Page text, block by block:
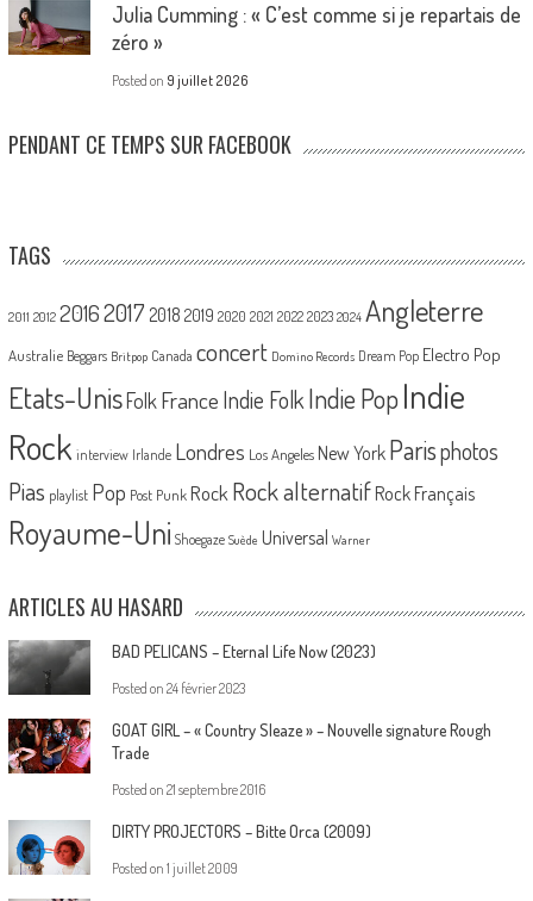
Julia Cumming : « C’est comme si je repartais de
zéro »
Posted on 9 juillet 2026
PENDANT CE TEMPS SUR FACEBOOK
TAGS
2011 2012 20162017 2018 2019 2020 2021 2022 2023 2024 Angleterre
Australie Beggars Britpop Canada concert Domino Records Dream Pop Electro Pop
Etats-UnisFolk France Indie FolkIndie PopIndie
Rock interview Irlande Londres Los Angeles New York Parisphotos
Pias playlist Pop Post Punk Rock Rock alternatif Rock Français
Royaume-Uni Shoegaze Suède Universal Warner
ARTICLES AU HASARD
BAD PELICANS – Eternal Life Now (2023)
Posted on 24 février 2023
GOAT GIRL – « Country Sleaze » – Nouvelle signature Rough
Trade
Posted on 21 septembre 2016
DIRTY PROJECTORS – Bitte Orca (2009)
Posted on 1 juillet 2009